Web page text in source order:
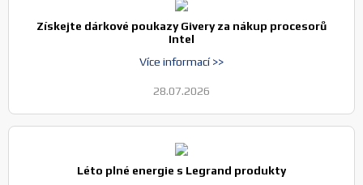
Získejte dárkové poukazy Givery za nákup procesorů
Intel
Více informací >>
28.07.2026
Léto plné energie s Legrand produkty